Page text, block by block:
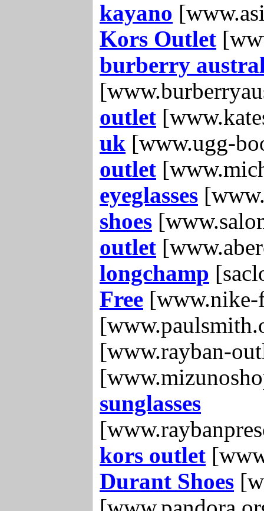
kayano
Kors Outlet
burberry
outlet
uk [www.ugg-
outlet
eyeglasses
shoes
outlet
longchamp
Free
[www.rayban-
sunglasses
kors outlet
Durant Shoes